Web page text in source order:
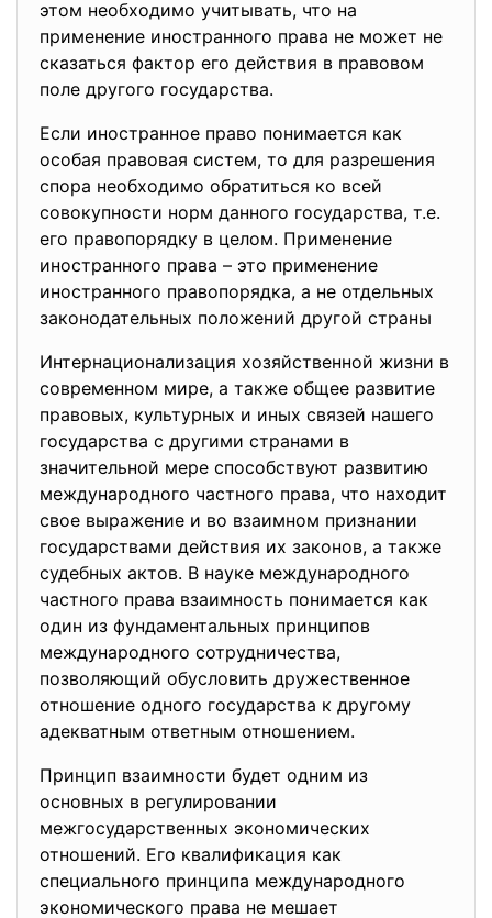
этом необходимо учитывать, что на
применение иностранного права не может не
сказаться фактор его действия в правовом
поле другого государства.
Если иностранное право понимается как
особая правовая систем, то для разрешения
спора необходимо обратиться ко всей
совокупности норм данного государства, т.е.
его правопорядку в целом. Применение
иностранного права – это применение
иностранного правопорядка, а не отдельных
законодательных положений другой страны
Интернационализация хозяйственной жизни в
современном мире, а также общее развитие
правовых, культурных и иных связей нашего
государства с другими странами в
значительной мере способствуют развитию
международного частного права, что находит
свое выражение и во взаимном признании
государствами действия их законов, а также
судебных актов. В науке международного
частного права взаимность понимается как
один из фундаментальных принципов
международного сотрудничества,
позволяющий обусловить дружественное
отношение одного государства к другому
адекватным ответным отношением.
Принцип взаимности будет одним из
основных в регулировании
межгосударственных экономических
отношений. Его квалификация как
специального принципа международного
экономического права не мешает